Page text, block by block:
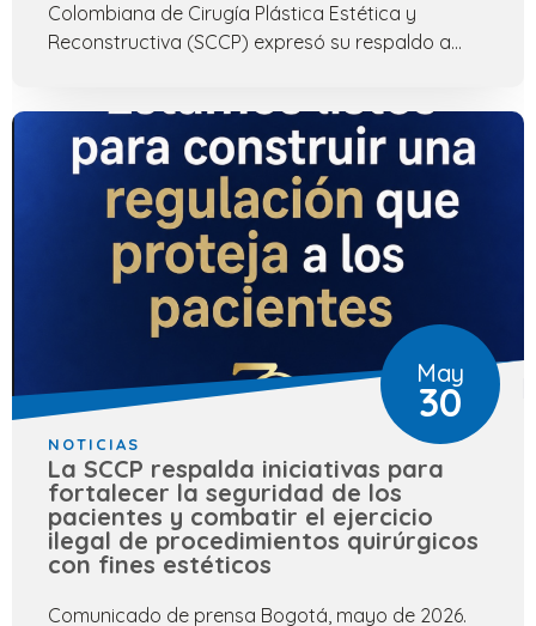
Colombiana de Cirugía Plástica Estética y
Reconstructiva (SCCP) expresó su respaldo a...
May
30
NOTICIAS
La SCCP respalda iniciativas para
fortalecer la seguridad de los
pacientes y combatir el ejercicio
ilegal de procedimientos quirúrgicos
con fines estéticos
Comunicado de prensa Bogotá, mayo de 2026.